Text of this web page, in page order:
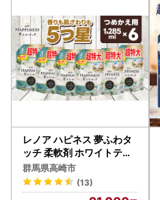
レノア ハピネス 夢ふわタ
ッチ 柔軟剤 ホワイトティ
ー 詰め替え 超特大 1,285
mL×6個
群馬県高崎市
(13)